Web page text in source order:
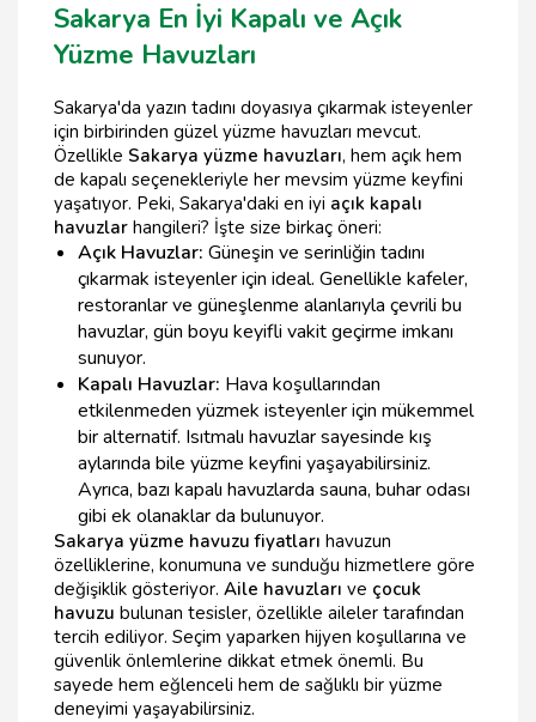
Sakarya En İyi Kapalı ve Açık
Yüzme Havuzları
Sakarya'da yazın tadını doyasıya çıkarmak isteyenler
için birbirinden güzel yüzme havuzları mevcut.
Özellikle Sakarya yüzme havuzları, hem açık hem
de kapalı seçenekleriyle her mevsim yüzme keyfini
yaşatıyor. Peki, Sakarya'daki en iyi açık kapalı
havuzlar hangileri? İşte size birkaç öneri:
Açık Havuzlar: Güneşin ve serinliğin tadını
çıkarmak isteyenler için ideal. Genellikle kafeler,
restoranlar ve güneşlenme alanlarıyla çevrili bu
havuzlar, gün boyu keyifli vakit geçirme imkanı
sunuyor.
Kapalı Havuzlar: Hava koşullarından
etkilenmeden yüzmek isteyenler için mükemmel
bir alternatif. Isıtmalı havuzlar sayesinde kış
aylarında bile yüzme keyfini yaşayabilirsiniz.
Ayrıca, bazı kapalı havuzlarda sauna, buhar odası
gibi ek olanaklar da bulunuyor.
Sakarya yüzme havuzu fiyatları havuzun
özelliklerine, konumuna ve sunduğu hizmetlere göre
değişiklik gösteriyor. Aile havuzları ve çocuk
havuzu bulunan tesisler, özellikle aileler tarafından
tercih ediliyor. Seçim yaparken hijyen koşullarına ve
güvenlik önlemlerine dikkat etmek önemli. Bu
sayede hem eğlenceli hem de sağlıklı bir yüzme
deneyimi yaşayabilirsiniz.